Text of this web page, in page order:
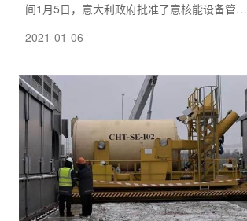
间1月5日，意大利政府批准了意核能设备管理
意大利七个大区建设67座核废料储存掩埋场。
2021-01-06